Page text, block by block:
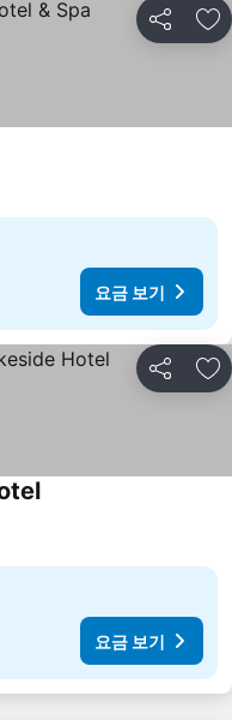
공유 즐
요금 보기
공유 즐
요금 보기